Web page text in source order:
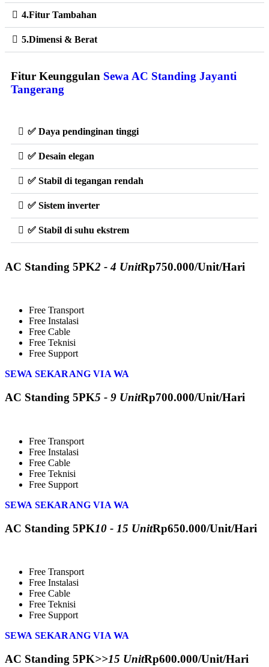
4.Fitur Tambahan
5.Dimensi & Berat
Fitur Keunggulan Sewa AC Standing Jayanti
Tangerang
✅ Daya pendinginan tinggi
✅ Desain elegan
✅ Stabil di tegangan rendah
✅ Sistem inverter
✅ Stabil di suhu ekstrem
AC Standing 5PK2 - 4 UnitRp750.000/Unit/Hari
Free Transport
Free Instalasi
Free Cable
Free Teknisi
Free Support
SEWA SEKARANG VIA WA
AC Standing 5PK5 - 9 UnitRp700.000/Unit/Hari
Free Transport
Free Instalasi
Free Cable
Free Teknisi
Free Support
SEWA SEKARANG VIA WA
AC Standing 5PK10 - 15 UnitRp650.000/Unit/Hari
Free Transport
Free Instalasi
Free Cable
Free Teknisi
Free Support
SEWA SEKARANG VIA WA
AC Standing 5PK>>15 UnitRp600.000/Unit/Hari